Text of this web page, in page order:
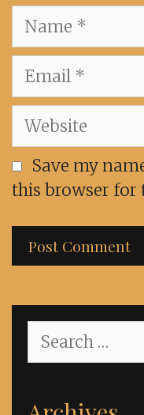
Name
Email
Website
Save my
this browser for
for: